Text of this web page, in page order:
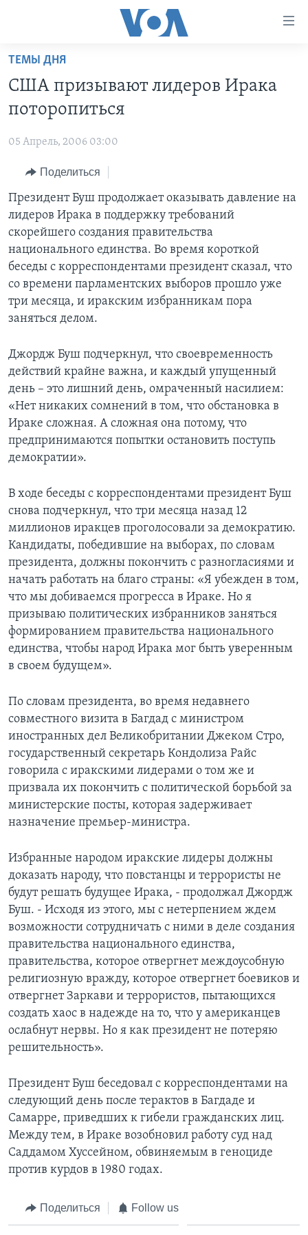
Перейти
основной
контент
Перейти
навигации
Перейти
поиск
ПРОГРАММЫ
НОВОСТИ ЗА МИНУТУ
ИТОГИ
ПОЧЕМУ ЭТО ВАЖНО?
ДИСКУССИЯ VOA
ДЕТАЛИ
НЬЮ-ЙОРК NEW YORK
АМЕРИКА. БОЛЬШОЕ ПУТЕШЕСТВИЕ
ПРОЕКТЫ
УЧИМ АНГЛИЙСКИЙ
НАША АМЕРИКАНСКАЯ ИСТОРИЯ
А КАК В АМЕРИКЕ?
АРТЕФАКТЫ
АМЕРИКАНСКИЕ ГОРОДКИ
ТЕСТЫ
ЭКСПЕРТИЗА
ИНТЕРВЬЮ
ФАКТЫ ПРОТИВ ФЕЙКОВ
ЗА СВОБОДУ ПРЕССЫ
УЧИМ АНГЛИЙСКИЙ
ВИДЕО
ПОДПИСКА НА НОВОСТИ
СОЦИАЛЬНЫЕ СЕТИ
Языки
ТЕМЫ ДНЯ
США призывают лидеров Ирака
поторопиться
05 Апрель, 2006 03:00
Поделиться
Президент Буш продолжает оказывать давление на
лидеров Ирака в поддержку требований
скорейшего создания правительства
национального единства. Во время короткой
беседы с корреспондентами президент сказал, что
со времени парламентских выборов прошло уже
три месяца, и иракским избранникам пора
заняться делом.
Джордж Буш подчеркнул, что своевременность
действий крайне важна, и каждый упущенный
день – это лишний день, омраченный насилием:
«Нет никаких сомнений в том, что обстановка в
Ираке сложная. А сложная она потому, что
предпринимаются попытки остановить поступь
демократии».
В ходе беседы с корреспондентами президент Буш
снова подчеркнул, что три месяца назад 12
миллионов иракцев проголосовали за демократию.
Кандидаты, победившие на выборах, по словам
президента, должны покончить с разногласиями и
начать работать на благо страны: «Я убежден в том,
что мы добиваемся прогресса в Ираке. Но я
призываю политических избранников заняться
формированием правительства национального
единства, чтобы народ Ирака мог быть уверенным
в своем будущем».
По словам президента, во время недавнего
совместного визита в Багдад с министром
иностранных дел Великобритании Джеком Стро,
государственный секретарь Кондолиза Райс
говорила с иракскими лидерами о том же и
призвала их покончить с политической борьбой за
министерские посты, которая задерживает
назначение премьер-министра.
Избранные народом иракские лидеры должны
доказать народу, что повстанцы и террористы не
будут решать будущее Ирака, - продолжал Джордж
Буш. - Исходя из этого, мы с нетерпением ждем
возможности сотрудничать с ними в деле создания
правительства национального единства,
правительства, которое отвергнет междоусобную
религиозную вражду, которое отвергнет боевиков и
отвергнет Заркави и террористов, пытающихся
создать хаос в надежде на то, что у американцев
ослабнут нервы. Но я как президент не потеряю
решительность».
Президент Буш беседовал с корреспондентами на
следующий день после терактов в Багдаде и
Самарре, приведших к гибели гражданских лиц.
Между тем, в Ираке возобновил работу суд над
Саддамом Хуссейном, обвиняемым в геноциде
против курдов в 1980 годах.
Поделиться Follow us